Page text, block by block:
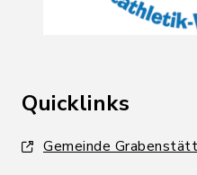
Quicklinks
Gemeinde Grabenstätt